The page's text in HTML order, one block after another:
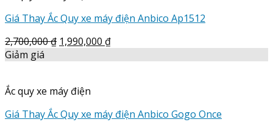
Giá Thay Ắc Quy xe máy điện Anbico Ap1512
2,700,000₫ 1,990,000 ₫
Giảm giá
Ắc quy xe máy điện
Giá Thay Ắc Quy xe máy điện Anbico Gogo Once